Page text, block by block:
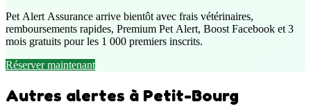
Pet Alert Assurance arrive bientôt avec frais vétérinaires,
remboursements rapides, Premium Pet Alert, Boost Facebook et 3
mois gratuits pour les 1 000 premiers inscrits.
Réserver maintenant
Autres alertes à Petit-Bourg